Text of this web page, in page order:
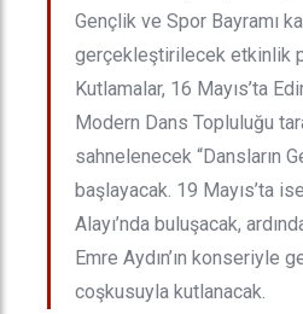
Gençlik ve Spor Bayramı
gerçekleştirilecek etkinlik
Kutlamalar, 16 Mayıs’ta
Modern Dans Topluluğu
sahnelenecek “Dansların
başlayacak. 19 Mayıs’ta
Alayı’nda buluşacak,
Emre Aydın’ın konseriyle
coşkusuyla kutlanacak.